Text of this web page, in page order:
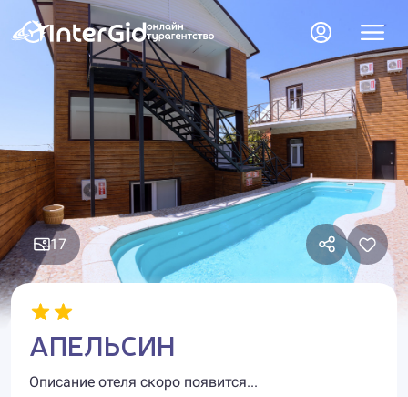
17
АПЕЛЬСИН
Описание отеля скоро появится...